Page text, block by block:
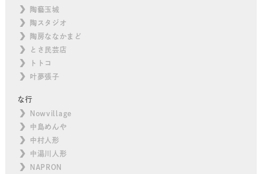
陶藝玉城
陶スタジオ
陶房ななかまど
とさ民芸店
トトコ
叶夢張子
な行
Nowvillage
中島めんや
中村人形
中湯川人形
NAPRON